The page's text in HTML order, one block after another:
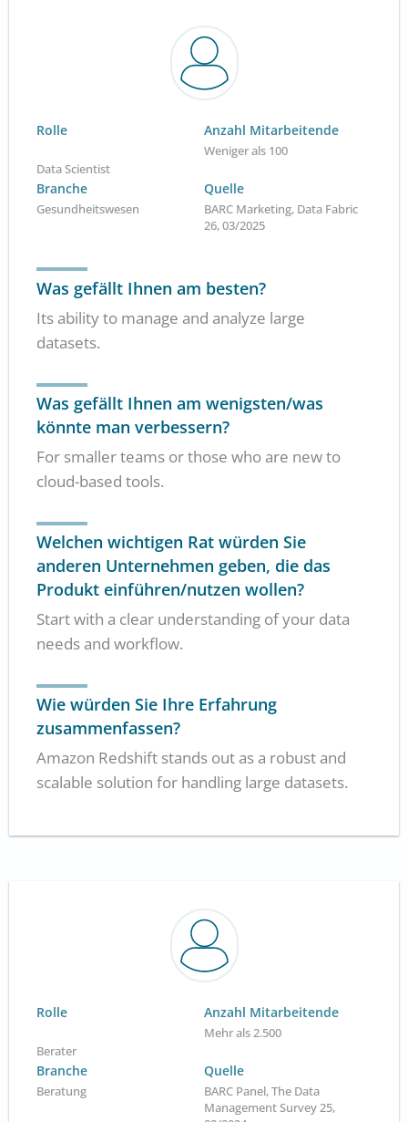
Rolle
Data Scientist
Anzahl Mitarbeitende
Weniger als 100
Branche
Gesundheitswesen
Quelle
BARC Marketing, Data Fabric
26, 03/2025
Was gefällt Ihnen am besten?
Its ability to manage and analyze large
datasets.
Was gefällt Ihnen am wenigsten/was
könnte man verbessern?
For smaller teams or those who are new to
cloud-based tools.
Welchen wichtigen Rat würden Sie
anderen Unternehmen geben, die das
Produkt einführen/nutzen wollen?
Start with a clear understanding of your data
needs and workflow.
Wie würden Sie Ihre Erfahrung
zusammenfassen?
Amazon Redshift stands out as a robust and
scalable solution for handling large datasets.
Rolle
Berater
Anzahl Mitarbeitende
Mehr als 2.500
Branche
Beratung
Quelle
BARC Panel, The Data
Management Survey 25,